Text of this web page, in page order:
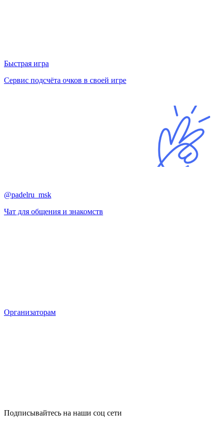
Быстрая игра
Сервис подсчёта очков в своей игре
@padelru_msk
Чат для общения и знакомств
Организаторам
Подписывайтесь на наши соц сети